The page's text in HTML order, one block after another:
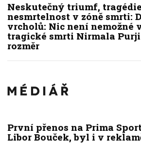
Neskutečný triumf,
nesmrtelnost v zóně smrti:
vrcholů: Nic není nemožné
tragické smrti Nirmala
rozměr
První přenos na Prima
Libor Bouček, byl i v